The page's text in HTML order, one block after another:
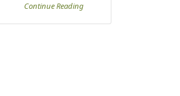
Continue Reading